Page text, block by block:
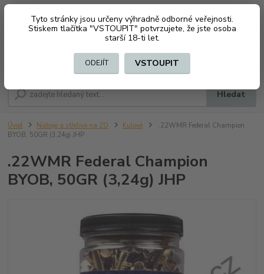
Tyto stránky jsou určeny výhradně odborné veřejnosti.
Stiskem tlačítka "VSTOUPIT" potvrzujete, že jste osoba
starší 18-ti let.
ODEJÍT VSTOUPIT
CZK
Hledat
+420 603794370 za0 Kč
Úvod Náboje a střelivo na ZO Kulové
.22WMR Federal Champion
BYOB, 50GR (3,24g) JHP
.22WMR Federal Champion
BYOB, 50GR (3,24g) JHP